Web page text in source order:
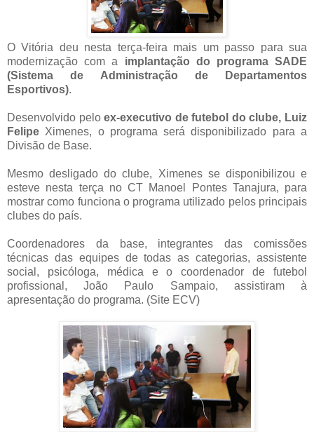
O Vitória deu nesta terça-feira mais um passo para sua
modernização com a implantação do programa SADE
(Sistema de Administração de Departamentos
Esportivos).
Desenvolvido peloex-executivo de futebol do clube, Luiz
Felipe Ximenes, o programa será disponibilizado para a
Divisão de Base.
Mesmo desligado do clube, Ximenes se disponibilizou e
esteve nesta terça no CT Manoel Pontes Tanajura, para
mostrar como funciona o programa utilizado pelos principais
clubes do país.
Coordenadores da base, integrantes das comissões
técnicas das equipes de todas as categorias, assistente
social, psicóloga, médica e o coordenador de futebol
profissional, João Paulo Sampaio, assistiram à
apresentação do programa. (Site ECV)